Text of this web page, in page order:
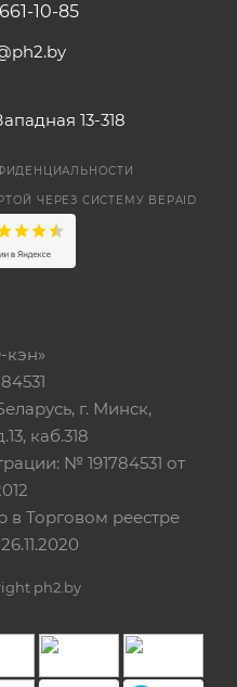
10-85
13-318
ЧЕРЕЗ СИСТЕМУ BEPAID
г. Минск,
каб.318
№ 191784531 от
Торговом реестре
ph2.by